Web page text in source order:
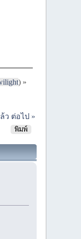
) »
ว ต่อไป »
พิมพ์